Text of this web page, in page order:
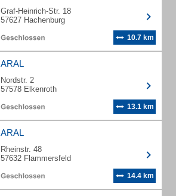
Graf-Heinrich-Str. 18
57627 Hachenburg
10.7 km
ARAL
Nordstr. 2
57578 Elkenroth
13.1 km
ARAL
Rheinstr. 48
57632 Flammersfeld
14.4 km